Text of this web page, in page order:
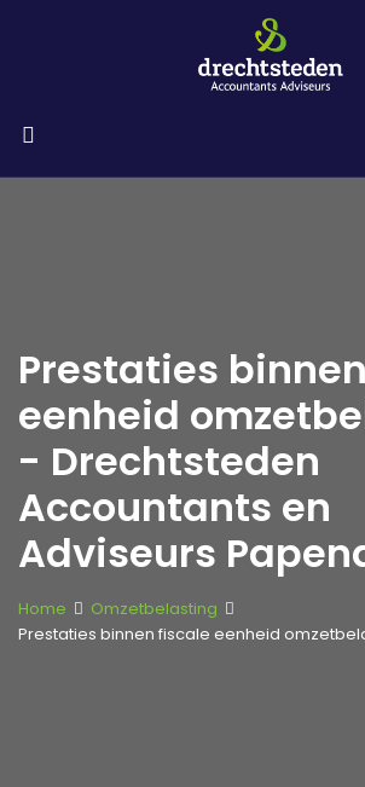
Prestaties
eenheid
- Drechtsteden
Accountants en
Adviseurs
Home
Omzetbelasting
Prestaties binnen fiscale eenheid